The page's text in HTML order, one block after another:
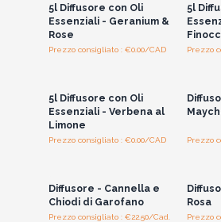
5l Diffusore con Oli
Essenziali - Geranium &
Rose
Prezzo consigliato : €0.00/CAD
5l
Prezzo
5l Diffusore con Oli
Essenziali - Verbena al
Limone
Prezzo consigliato : €0.00/CAD Prezzo
Diffusore - Cannella e
Chiodi di Garofano
Prezzo consigliato : €22.50/Cad.
Rosa
Prezzo